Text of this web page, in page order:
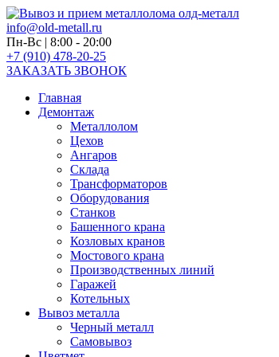
info@old-metall.ru
Пн-Вс | 8:00 - 20:00
+7 (910) 478-20-25
ЗАКАЗАТЬ ЗВОНОК
Главная
Демонтаж
Металлолом
Цехов
Ангаров
Склада
Трансформаторов
Оборудования
Станков
Башенного крана
Козловых кранов
Мостового крана
Производственных линий
Гаражей
Котельных
Вывоз металла
Черный металл
Самовывоз